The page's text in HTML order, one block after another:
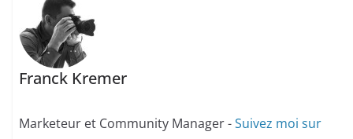
Franck Kremer
Marketeur et Community Manager -Suivez moi sur